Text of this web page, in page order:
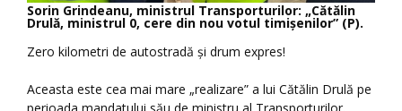
Sorin Grindeanu, ministrul Transporturilor: „Cătălin
Drulă, ministrul 0, cere din nou votul timișenilor” (P).
Zero kilometri de autostradă și drum expres!
Aceasta este cea mai mare „realizare” a lui Cătălin Drulă pe
perioada mandatului său de ministru al Transporturilor.